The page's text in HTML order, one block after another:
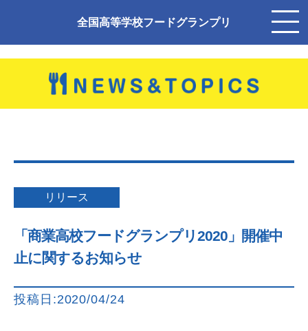
全国高等学校フードグランプリ
リリース
「商業高校フードグランプリ2020」開催中
止に関するお知らせ
投稿日:2020/04/24